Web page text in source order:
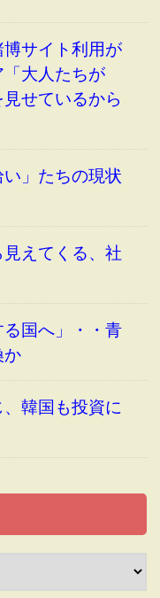
サイト利用が
大人たちが
見せているから
」たちの現状
えてくる、社
国へ」・・青
か
韓国も投資に